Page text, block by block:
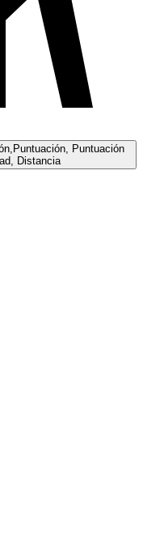
Puntuación
Distancia